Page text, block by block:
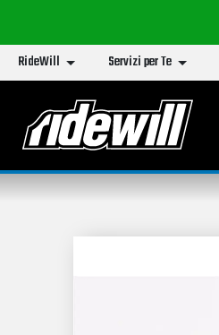
RideWill Servizi per Te